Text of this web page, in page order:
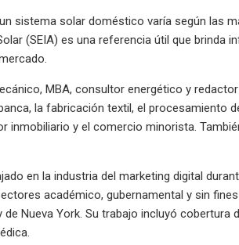
sistema solar doméstico varía según las
(SEIA) es una referencia útil que brinda
MBA, consultor energético y
la fabricación textil, el procesamiento
inmobiliario y el comercio minorista.
en la industria del marketing digital
académico, gubernamental y sin
Nueva York. Su trabajo incluyó